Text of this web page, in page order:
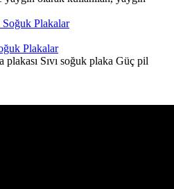
Plakalar
plakası Sıvı soğuk plaka Güç pil